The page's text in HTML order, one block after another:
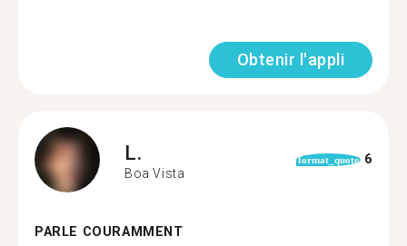
Obtenir l'appli
L.
Boa Vista
format_quote 6
PARLE COURAMMENT